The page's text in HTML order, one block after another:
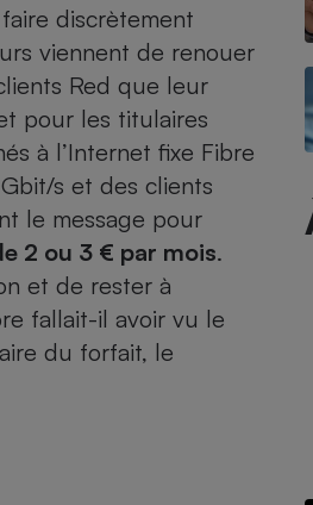
discrètement
viennent de renouer
Red que leur
pour les titulaires
à l’Internet fixe Fibre
s et des clients
le message pour
2 ou 3 € par mois.
et de rester à
fallait-il avoir vu le
du forfait, le